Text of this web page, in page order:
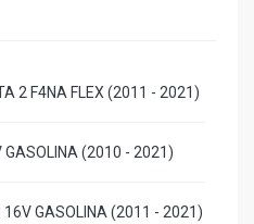
2 F4NA FLEX (2011 - 2021)
GASOLINA (2010 - 2021)
16V GASOLINA (2011 - 2021)